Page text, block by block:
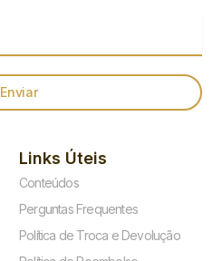
Enviar
Links Úteis
Conteúdos
Perguntas Frequentes
Política de Troca e Devolução